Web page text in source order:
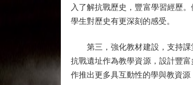
入了解抗戰歷史，豐富學習經歷
學生對歷史有更深刻的感受。
第三，強化教材建設，支持課
抗戰遺址作為教學資源，設計豐
作推出更多具互動性的學與教資源